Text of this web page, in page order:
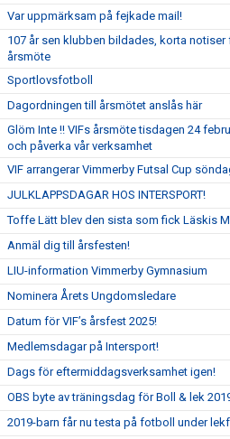
Var uppmärksam på fejkade mail!
107 år sen klubben bildades, korta notiser
årsmöte
Sportlovsfotboll
Dagordningen till årsmötet anslås här
Glöm Inte !! VIFs årsmöte tisdagen 24
och påverka vår verksamhet
VIF arrangerar Vimmerby Futsal Cup
JULKLAPPSDAGAR HOS INTERSPORT!
Toffe Lätt blev den sista som fick Läskis
Anmäl dig till årsfesten!
LIU-information Vimmerby Gymnasium
Nominera Årets Ungdomsledare
Datum för VIF’s årsfest 2025!
Medlemsdagar på Intersport!
Dags för eftermiddagsverksamhet igen!
OBS byte av träningsdag för Boll & lek
2019-barn får nu testa på fotboll under